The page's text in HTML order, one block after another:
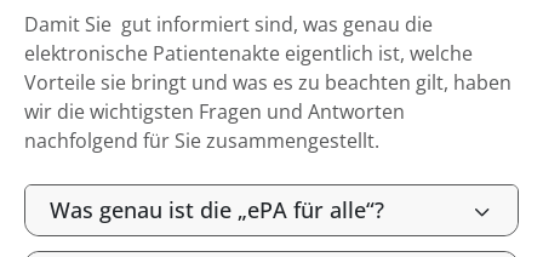
Damit Sie gut informiert sind, was genau die
elektronische Patientenakte eigentlich ist, welche
Vorteile sie bringt und was es zu beachten gilt, haben
wir die wichtigsten Fragen und Antworten
nachfolgend für Sie zusammengestellt.
Was genau ist die „ePA für alle“?